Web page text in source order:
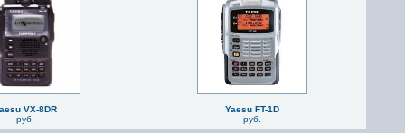
VX-8DR
руб.
Yaesu FT-1D
руб.